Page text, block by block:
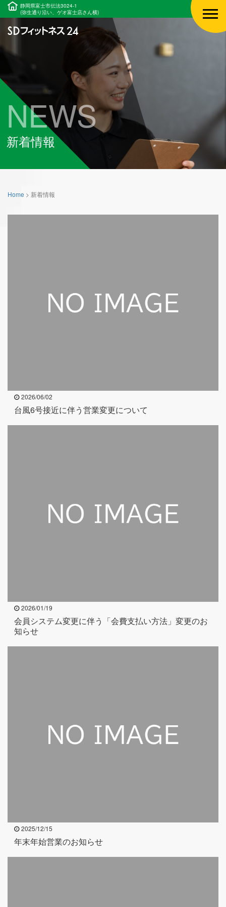
静岡県富士市伝法3024-1
(弥生通り沿い、ゲオ富士店さん横)
新着情報
NEWS
Home > 新着情報
2026/06/02
台風6号接近に伴う営業変更について
2026/01/19
会員システム変更に伴う「会費支払い方法」変更のお
知らせ
2025/12/15
年末年始営業のお知らせ